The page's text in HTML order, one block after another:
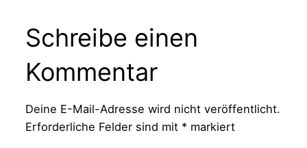
Schreibe einen
Kommentar
Deine E-Mail-Adresse wird nicht veröffentlicht.
Erforderliche Felder sind mit *markiert